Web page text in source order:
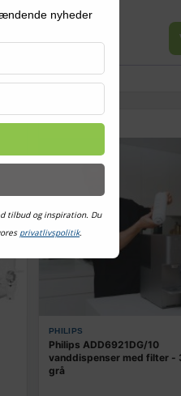
909,-
Udsolgt
PHILIPS
Philips ADD6921DG/10
vanddispenser med filter -
grå
nyheder
tilbud og inspiration. Du
privatlivspolitik.